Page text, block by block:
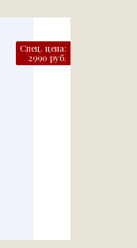
Спец. цена:
2990 руб.